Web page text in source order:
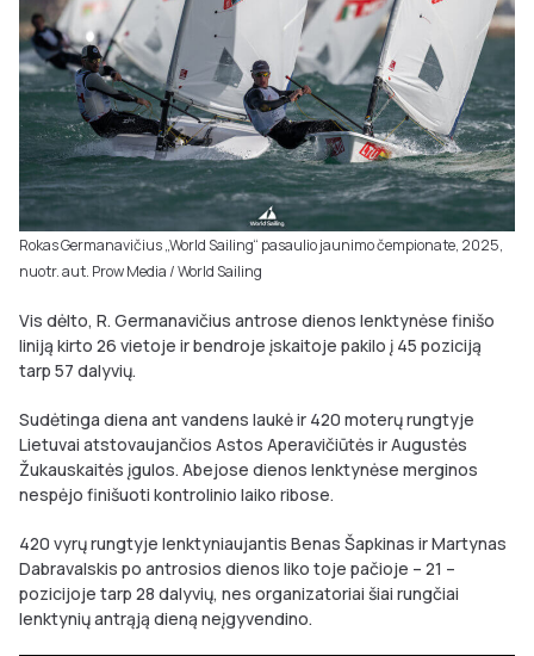
Rokas Germanavičius „World Sailing“ pasaulio jaunimo čempionate, 2025,
nuotr. aut. Prow Media / World Sailing
Vis dėlto, R. Germanavičius antrose dienos lenktynėse finišo
liniją kirto 26 vietoje ir bendroje įskaitoje pakilo į 45 poziciją
tarp 57 dalyvių.
Sudėtinga diena ant vandens laukė ir 420 moterų rungtyje
Lietuvai atstovaujančios Astos Aperavičiūtės ir Augustės
Žukauskaitės įgulos. Abejose dienos lenktynėse merginos
nespėjo finišuoti kontrolinio laiko ribose.
420 vyrų rungtyje lenktyniaujantis Benas Šapkinas ir Martynas
Dabravalskis po antrosios dienos liko toje pačioje – 21 –
pozicijoje tarp 28 dalyvių, nes organizatoriai šiai rungčiai
lenktynių antrąją dieną neįgyvendino.